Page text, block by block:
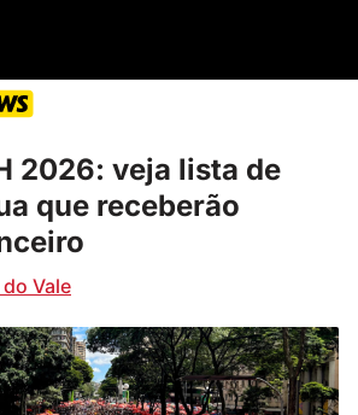
2026: veja lista de
que receberão
Vale